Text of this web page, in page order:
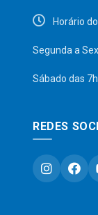
Horário
Segunda a
Sábado das
REDES